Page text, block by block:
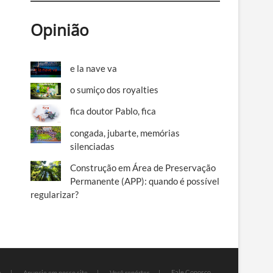
Opinião
e la nave va
o sumiço dos royalties
fica doutor Pablo, fica
congada, jubarte, memórias
silenciadas
Construção em Área de Preservação
Permanente (APP): quando é possível
regularizar?